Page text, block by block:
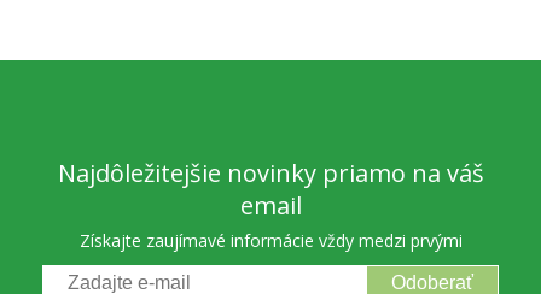
Najdôležitejšie novinky priamo na váš
email
Získajte zaujímavé informácie vždy medzi prvými
Odoberať